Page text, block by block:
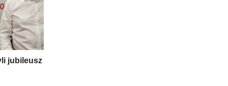
jubileusz